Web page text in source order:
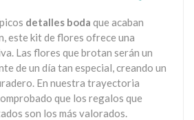
detalles boda que acaban
este kit de flores ofrece una
Las flores que brotan serán un
de un día tan especial, creando un
En nuestra trayectoria
que los regalos que
son los más valorados.